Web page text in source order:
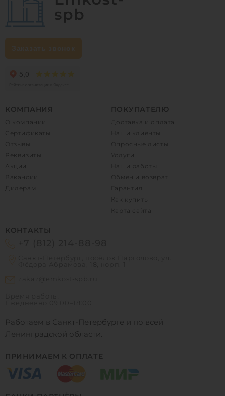
КОМПАНИЯ
О компании
Сертификаты
Реквизиты
Акции
Вакансии
Дилерам
ПОКУПАТЕЛЮ
Доставка и оплата
Наши клиенты
Опросные листы
Услуги
Наши работы
Обмен и возврат
Гарантия
Как купить
Карта сайта
ПРИНИМАЕМ К ОПЛАТЕ
КОНТАКТЫ
Работаем в Санкт-Петербурге и по всей
Ленинградской области.